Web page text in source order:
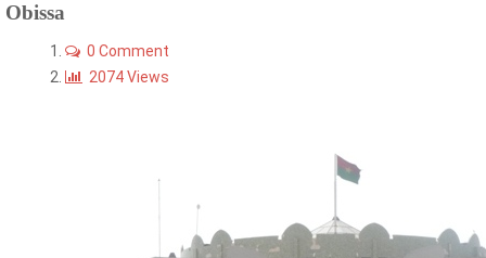
Obissa
0 Comment
2074 Views